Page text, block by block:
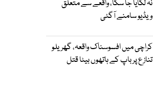
نہ لگایا جا سکا، واقعے سے متعلق
ویڈیو سامنے آگئی
کراچی میں افسوسناک واقعہ، گھریلو
تنازع پر باپ کے ہاتھوں بیٹا قتل